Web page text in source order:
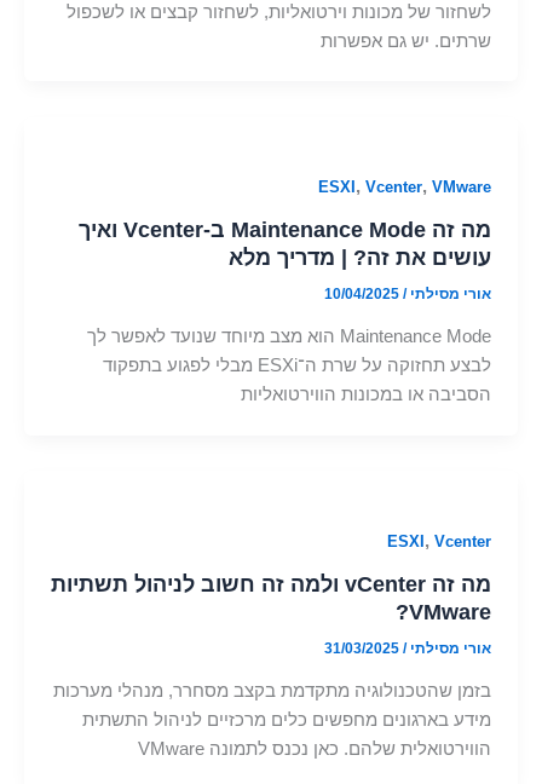
לשחזור של מכונות וירטואליות, לשחזור קבצים או לשכפול
שרתים. יש גם אפשרות
ESXI ,Vcenter,VMware
מה זה Maintenance Mode ב-Vcenter ואיך
עושים את זה? | מדריך מלא
אורי מסילתי/
10/04/2025
Maintenance Mode הוא מצב מיוחד שנועד לאפשר לך
לבצע תחזוקה על שרת ה־ESXi מבלי לפגוע בתפקוד
הסביבה או במכונות הווירטואליות
ESXI ,Vcenter
מה זה vCenter ולמה זה חשוב לניהול תשתיות
VMware?
אורי מסילתי/
31/03/2025
בזמן שהטכנולוגיה מתקדמת בקצב מסחרר, מנהלי מערכות
מידע בארגונים מחפשים כלים מרכזיים לניהול התשתית
הווירטואלית שלהם. כאן נכנס לתמונה VMware